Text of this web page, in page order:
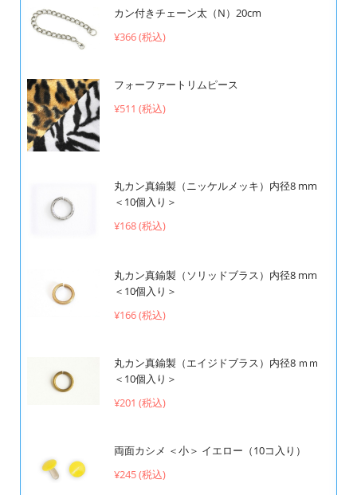
カン付きチェーン太（N）20cm
¥366 (税込)
フォーファートリムピース
¥511 (税込)
丸カン真鍮製（ニッケルメッキ）内径8 mm
＜10個入り＞
¥168 (税込)
丸カン真鍮製（ソリッドブラス）内径8 mm
＜10個入り＞
¥166 (税込)
丸カン真鍮製（エイジドブラス）内径8 ｍｍ
＜10個入り＞
¥201 (税込)
両面カシメ ＜小＞ イエロー（10コ入り）
¥245 (税込)